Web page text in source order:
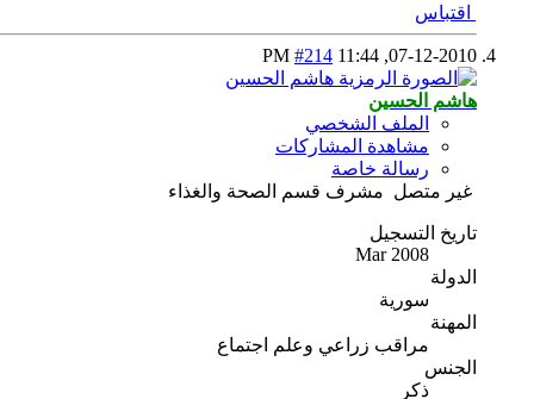
اقتباس
07-12-2010,
11:44 PM
#214
هاشم الحسين
الملف الشخصي
مشاهدة المشاركات
رسالة خاصة
غير متصل مشرف قسم الصحة والغذاء
تاريخ التسجيل
Mar 2008
الدولة
سورية
المهنة
مراقب زراعي وعلم اجتماع
الجنس
ذكر